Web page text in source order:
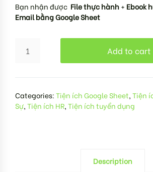
Bạn nhận được File thực hành+ Ebook
Email bằng Google Sheet
Add to cart
Categories:Tiện ích Google Sheet,Tiện
Sự,Tiện ích HR,Tiện ích tuyển dụng
Description